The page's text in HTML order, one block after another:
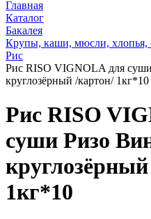
Главная
Каталог
Бакалея
Крупы, каши, мюсли, хлопья,
Рис
Рис RISO VIGNOLA для
круглозёрный /картон/ 1кг*10
Рис RISO
суши Ризо
1кг*10